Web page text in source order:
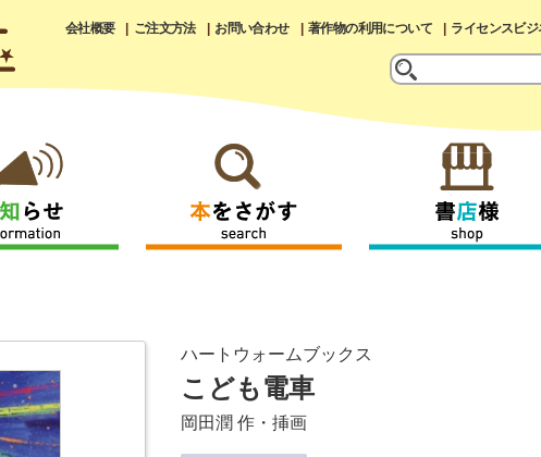
会社概要 ご注文方法 お問い合わせ 著作物の利用について ライセンスビジ
ハートウォームブックス
こども電車
岡田潤 作・挿画